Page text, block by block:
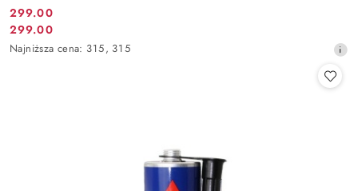
Cena
promocyjna:
299.00
Cena
promocyjna:
299.00
Najniższa
Najniższa cena: 315, 315